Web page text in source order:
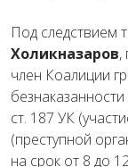
Под следствием
Холикназаров,
член Коалиции
ст. 187 УК
(преступной
на срок от 8 до